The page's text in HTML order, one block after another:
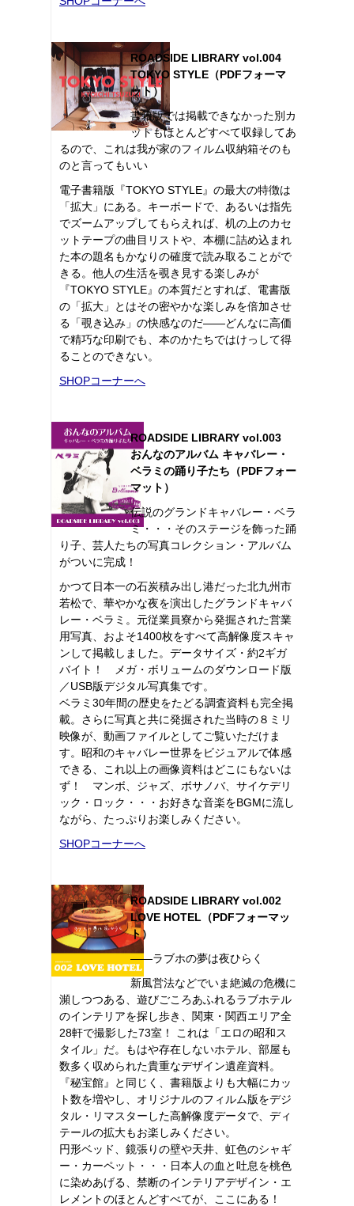
ROADSIDE LIBRARY vol.004
TOKYO STYLE（PDFフォーマ
ット）
書籍版では掲載できなかった別カ
ットもほとんどすべて収録してあ
るので、これは我が家のフィルム収納箱そのも
のと言ってもいい
電子書籍版『TOKYO STYLE』の最大の特徴は
「拡大」にある。キーボードで、あるいは指先
でズームアップしてもらえれば、机の上のカセ
ットテープの曲目リストや、本棚に詰め込まれ
た本の題名もかなりの確度で読み取ることがで
きる。他人の生活を覗き見する楽しみが
『TOKYO STYLE』の本質だとすれば、電書版
の「拡大」とはその密やかな楽しみを倍加させ
る「覗き込み」の快感なのだ――どんなに高価
で精巧な印刷でも、本のかたちではけっして得
ることのできない。
SHOPコーナーへ
ROADSIDE LIBRARY vol.003
おんなのアルバム キャバレー・
ベラミの踊り子たち（PDFフォー
マット）
伝説のグランドキャバレー・ベラ
ミ・・・そのステージを飾った踊
り子、芸人たちの写真コレクション・アルバム
がついに完成！
かつて日本一の石炭積み出し港だった北九州市
若松で、華やかな夜を演出したグランドキャバ
レー・ベラミ。元従業員寮から発掘された営業
用写真、およそ1400枚をすべて高解像度スキャ
ンして掲載しました。データサイズ・約2ギガ
バイト！ メガ・ボリュームのダウンロード版
／USB版デジタル写真集です。
ベラミ30年間の歴史をたどる調査資料も完全掲
載。さらに写真と共に発掘された当時の８ミリ
映像が、動画ファイルとしてご覧いただけま
す。昭和のキャバレー世界をビジュアルで体感
できる、これ以上の画像資料はどこにもないは
ず！ マンボ、ジャズ、ボサノバ、サイケデリ
ック・ロック・・・お好きな音楽をBGMに流し
ながら、たっぷりお楽しみください。
SHOPコーナーへ
ROADSIDE LIBRARY vol.002
LOVE HOTEL（PDFフォーマッ
ト）
――ラブホの夢は夜ひらく
新風営法などでいま絶滅の危機に
瀕しつつある、遊びごころあふれるラブホテル
のインテリアを探し歩き、関東・関西エリア全
28軒で撮影した73室！ これは「エロの昭和ス
タイル」だ。もはや存在しないホテル、部屋も
数多く収められた貴重なデザイン遺産資料。
『秘宝館』と同じく、書籍版よりも大幅にカッ
ト数を増やし、オリジナルのフィルム版をデジ
タル・リマスターした高解像度データで、ディ
テールの拡大もお楽しみください。
円形ベッド、鏡張りの壁や天井、虹色のシャギ
ー・カーペット・・・日本人の血と吐息を桃色
に染めあげる、禁断のインテリアデザイン・エ
レメントのほとんどすべてが、ここにある！